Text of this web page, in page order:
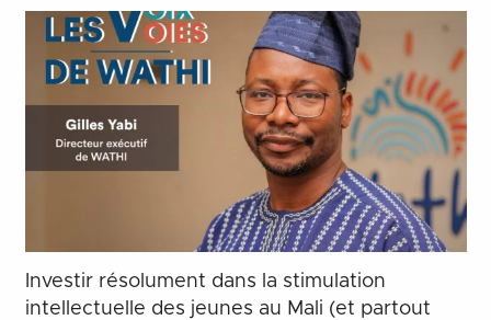
Investir résolument dans la stimulation
intellectuelle des jeunes au Mali (et partout